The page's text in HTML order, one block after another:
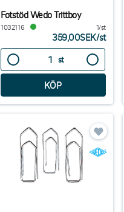
Fotstöd Wedo Trittboy
1032116 1/st
359,00SEK/st
st